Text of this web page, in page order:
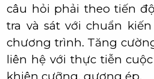
câu hỏi phải theo tiến
tra và sát với chuẩn
chương trình. Tăng
liên hệ với thực tiễn